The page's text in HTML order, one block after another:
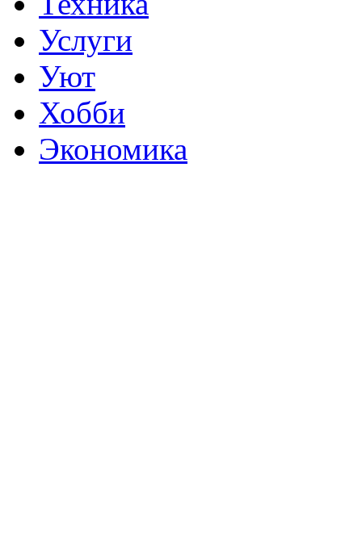
Услуги
Уют
Хобби
Экономика